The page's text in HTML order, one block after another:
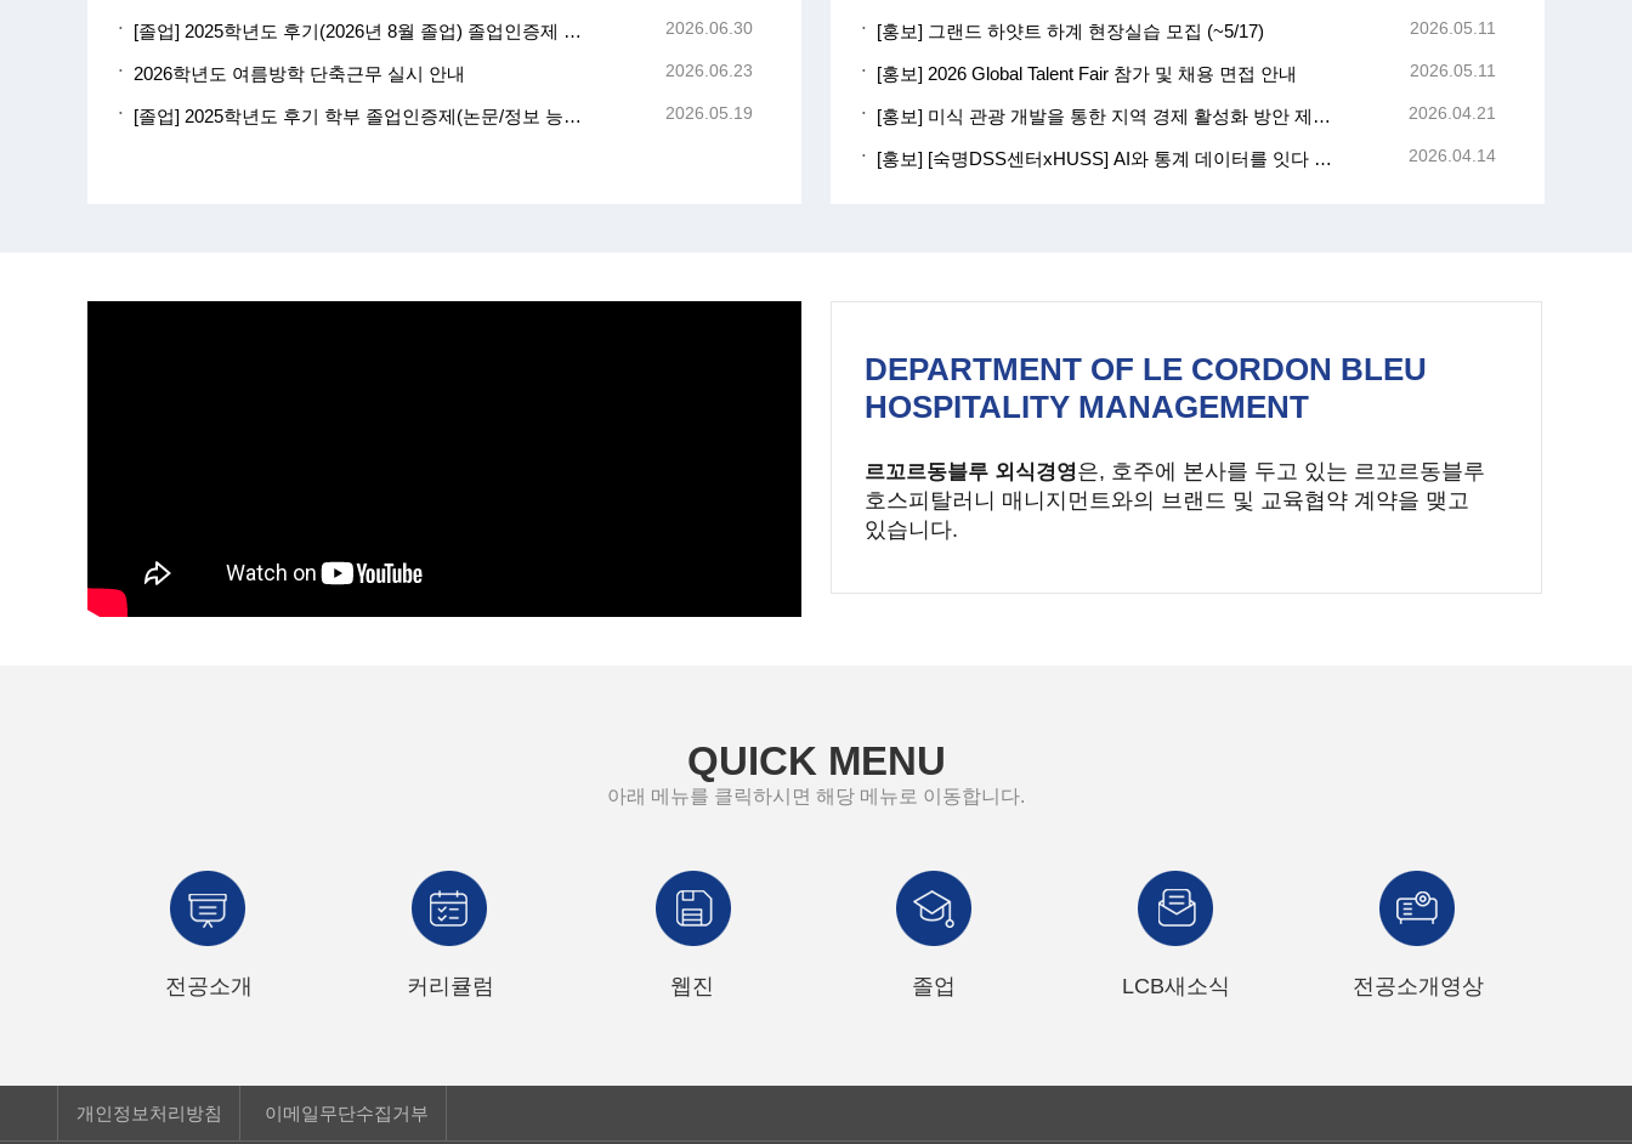
[졸업] 2025학년도 후기(2026년 8월 졸업) 졸업인증제 심사결과 조회 2026.06.30
2026학년도 여름방학 단축근무 실시 안내 2026.06.23
[졸업] 2025학년도 후기 학부 졸업인증제(논문/정보 능력 인증) 제출 시행 2026.05.19
[홍보] 그랜드 하얏트 하계 현장실습 모집 (~5/17) 2026.05.11
[홍보] 2026 Global Talent Fair 참가 및 채용 면접 안내 2026.05.11
[홍보] 미식 관광 개발을 통한 지역 경제 활성화 방안 제56차 대학생 아이디어 공모전 ( 2026.04.21
[홍보] [숙명DSS센터xHUSS] AI와 통계 데이터를 잇다 특강 2026.04.14
DEPARTMENT OF LE CORDON BLEU
HOSPITALITY MANAGEMENT
르꼬르동블루 외식경영은, 호주에 본사를 두고 있는 르꼬르동블루
호스피탈러니 매니지먼트와의 브랜드 및 교육협약 계약을 맺고
있습니다.
QUICK MENU
아래 메뉴를 클릭하시면 해당 메뉴로 이동합니다.
전공소개 커리큘럼 웹진 졸업 LCB새소식 전공소개영상
개인정보처리방침 이메일무단수집거부